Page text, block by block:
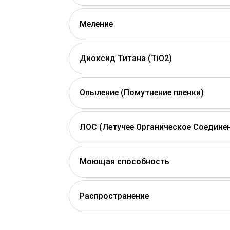
Меление
Диоксид Титана (TiO2)
Опыление (Помутнение пленки)
ЛОС (Летучее Органическое
Моющая способность
Распространение